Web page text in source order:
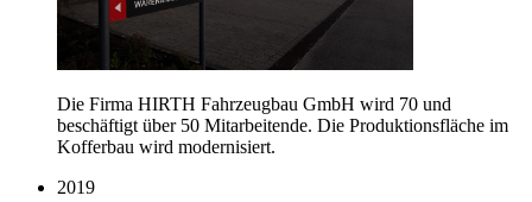
Die Firma HIRTH Fahrzeugbau GmbH wird 70 und
beschäftigt über 50 Mitarbeitende. Die Produktionsfläche im
Kofferbau wird modernisiert.
2019